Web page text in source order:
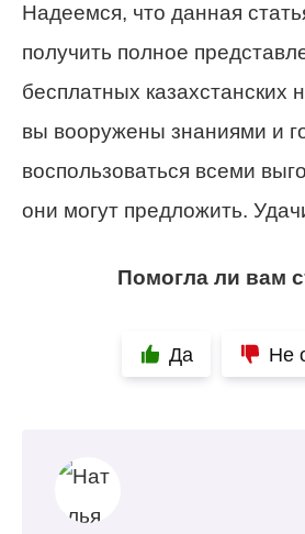
Надеемся, что данная
получить полное
бесплатных казахстанских
вы вооружены знаниями и
воспользоваться всеми
они могут предложить.
Помогла ли вам
Да Не